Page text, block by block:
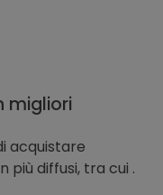
migliori
acquistare
più diffusi, tra cui .